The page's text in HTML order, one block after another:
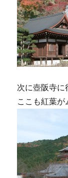
次に壺阪寺に
ここも紅葉が